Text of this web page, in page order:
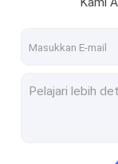
Microwave